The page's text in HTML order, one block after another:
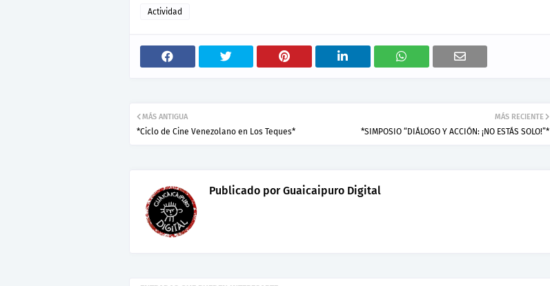
Actividad
MÁS RECIENTE
*SIMPOSIO “DIÁLOGO Y ACCIÓN: ¡NO ESTÁS SOLO!”*
MÁS ANTIGUA
*Ciclo de Cine Venezolano en Los Teques*
Publicado porGuaicaipuro Digital